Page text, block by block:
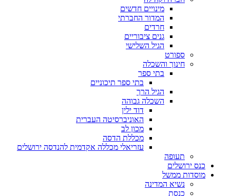
מינויים חדשים
המדור החברתי
חרדים
גנים ציבוריים
הגיל השלישי
ספורט
חינוך והשכלה
בתי ספר
בתי ספר תיכוניים
הגיל הרך
השכלה גבוהה
דוד ילין
האוניברסיטה העברית
מכון לב
מכללת הדסה
עזריאלי מכללה אקדמית להנדסה ירושלים
תעופה
כנס ירושלים
מוסדות ממשל
נשיא המדינה
כנסת